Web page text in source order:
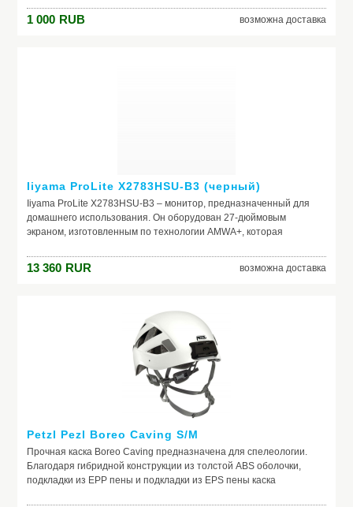
изготовлен из поливинилхлоридного пластиката, тип 305
применяется для защиты и дополнительной изоляции проводов
1 000 RUB возможна доставка
Iiyama ProLite X2783HSU-B3 (черный)
Iiyama ProLite X2783HSU-B3 – монитор, предназначенный для
домашнего использования. Он оборудован 27-дюймовым
экраном, изготовленным по технологии AMWA+, которая
обзора по горизонтали и вертикали.<br/><ul><li>Встроенные
динамики. В корпус встроена аудиосистема, воспроизводящая
минимум усталости. В этой модели реализованы технологии,
препятствующие мерцанию дисплея и подавляющие синее
излучение, которое вызывает усталость. Благодаря этому за
монитором можно долго работать, играть, смотреть фильмы без
какого-либо вреда для глаз.</li><li>USB-хаб. Монитор оборудован
тремя портами USB, которые можно использовать для
подключения флешек, внешних жестких дисков и разнообразных
периферийных устройств.</li></ul>
Производитель: Iiyama
Модель: ProLite X2783HSU-B3 (черный)
13 360 RUR возможна доставка
Petzl Pezl Boreo Caving S/M
Прочная каска Boreo Caving предназначена для спелеологии.
Благодаря гибридной конструкции из толстой ABS оболочки,
подкладки из EPP пены и подкладки из EPS пены каска